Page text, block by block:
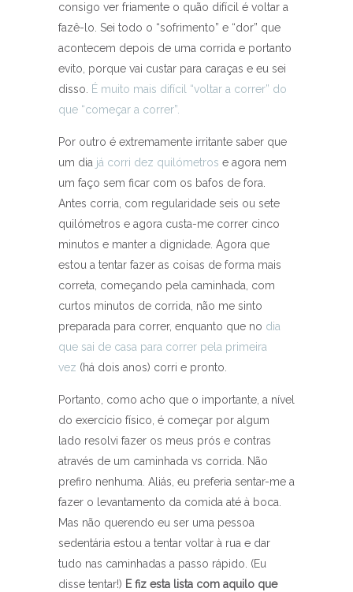
consigo ver friamente o quão difícil é voltar a
fazê-lo. Sei todo o “sofrimento” e “dor” que
acontecem depois de uma corrida e portanto
evito, porque vai custar para caraças e eu sei
disso. É muito mais difícil “voltar a correr” do
que “começar a correr”.
Por outro é extremamente irritante saber que
um dia já corri dez quilómetros e agora nem
um faço sem ficar com os bafos de fora.
Antes corria, com regularidade seis ou sete
quilómetros e agora custa-me correr cinco
minutos e manter a dignidade. Agora que
estou a tentar fazer as coisas de forma mais
correta, começando pela caminhada, com
curtos minutos de corrida, não me sinto
preparada para correr, enquanto que no dia
que sai de casa para correr pela primeira
vez (há dois anos) corri e pronto.
Portanto, como acho que o importante, a nível
do exercício físico, é começar por algum
lado resolvi fazer os meus prós e contras
através de um caminhada vs corrida. Não
prefiro nenhuma. Aliás, eu preferia sentar-me a
fazer o levantamento da comida até à boca.
Mas não querendo eu ser uma pessoa
sedentária estou a tentar voltar à rua e dar
tudo nas caminhadas a passo rápido. (Eu
disse tentar!) E fiz esta lista com aquilo que